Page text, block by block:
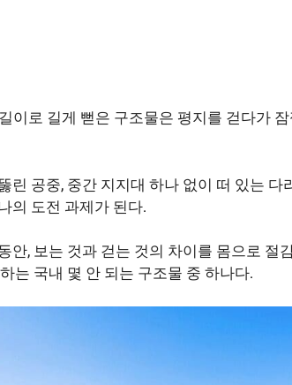
이로 길게 뻗은 구조물은 평지를 걷다가
린 공중, 중간 지지대 하나 없이 떠 있는 다
의 도전 과제가 된다.
안, 보는 것과 걷는 것의 차이를 몸으로 절
는 국내 몇 안 되는 구조물 중 하나다.